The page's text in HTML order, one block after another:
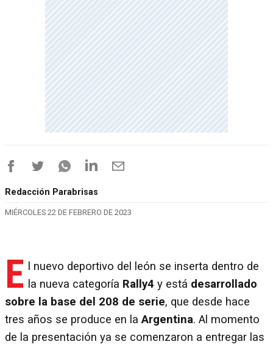
Redacción Parabrisas
MIÉRCOLES 22 DE FEBRERO DE 2023
E
l nuevo deportivo del león se inserta dentro de
la nueva categoría Rally4 y está desarrollado
sobre la base del 208 de serie, que desde hace
tres años se produce en laArgentina. Al momento
de la presentación ya se comenzaron a entregar las